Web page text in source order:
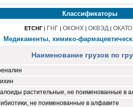
Классификаторы
ЕТСНГ| ГНГ| ОКОНХ| ОКВЭД | ОКАТО
Медикаменты, химико-
Наименование грузов по
растительные, не поименованные в
не поименованные в алфавите